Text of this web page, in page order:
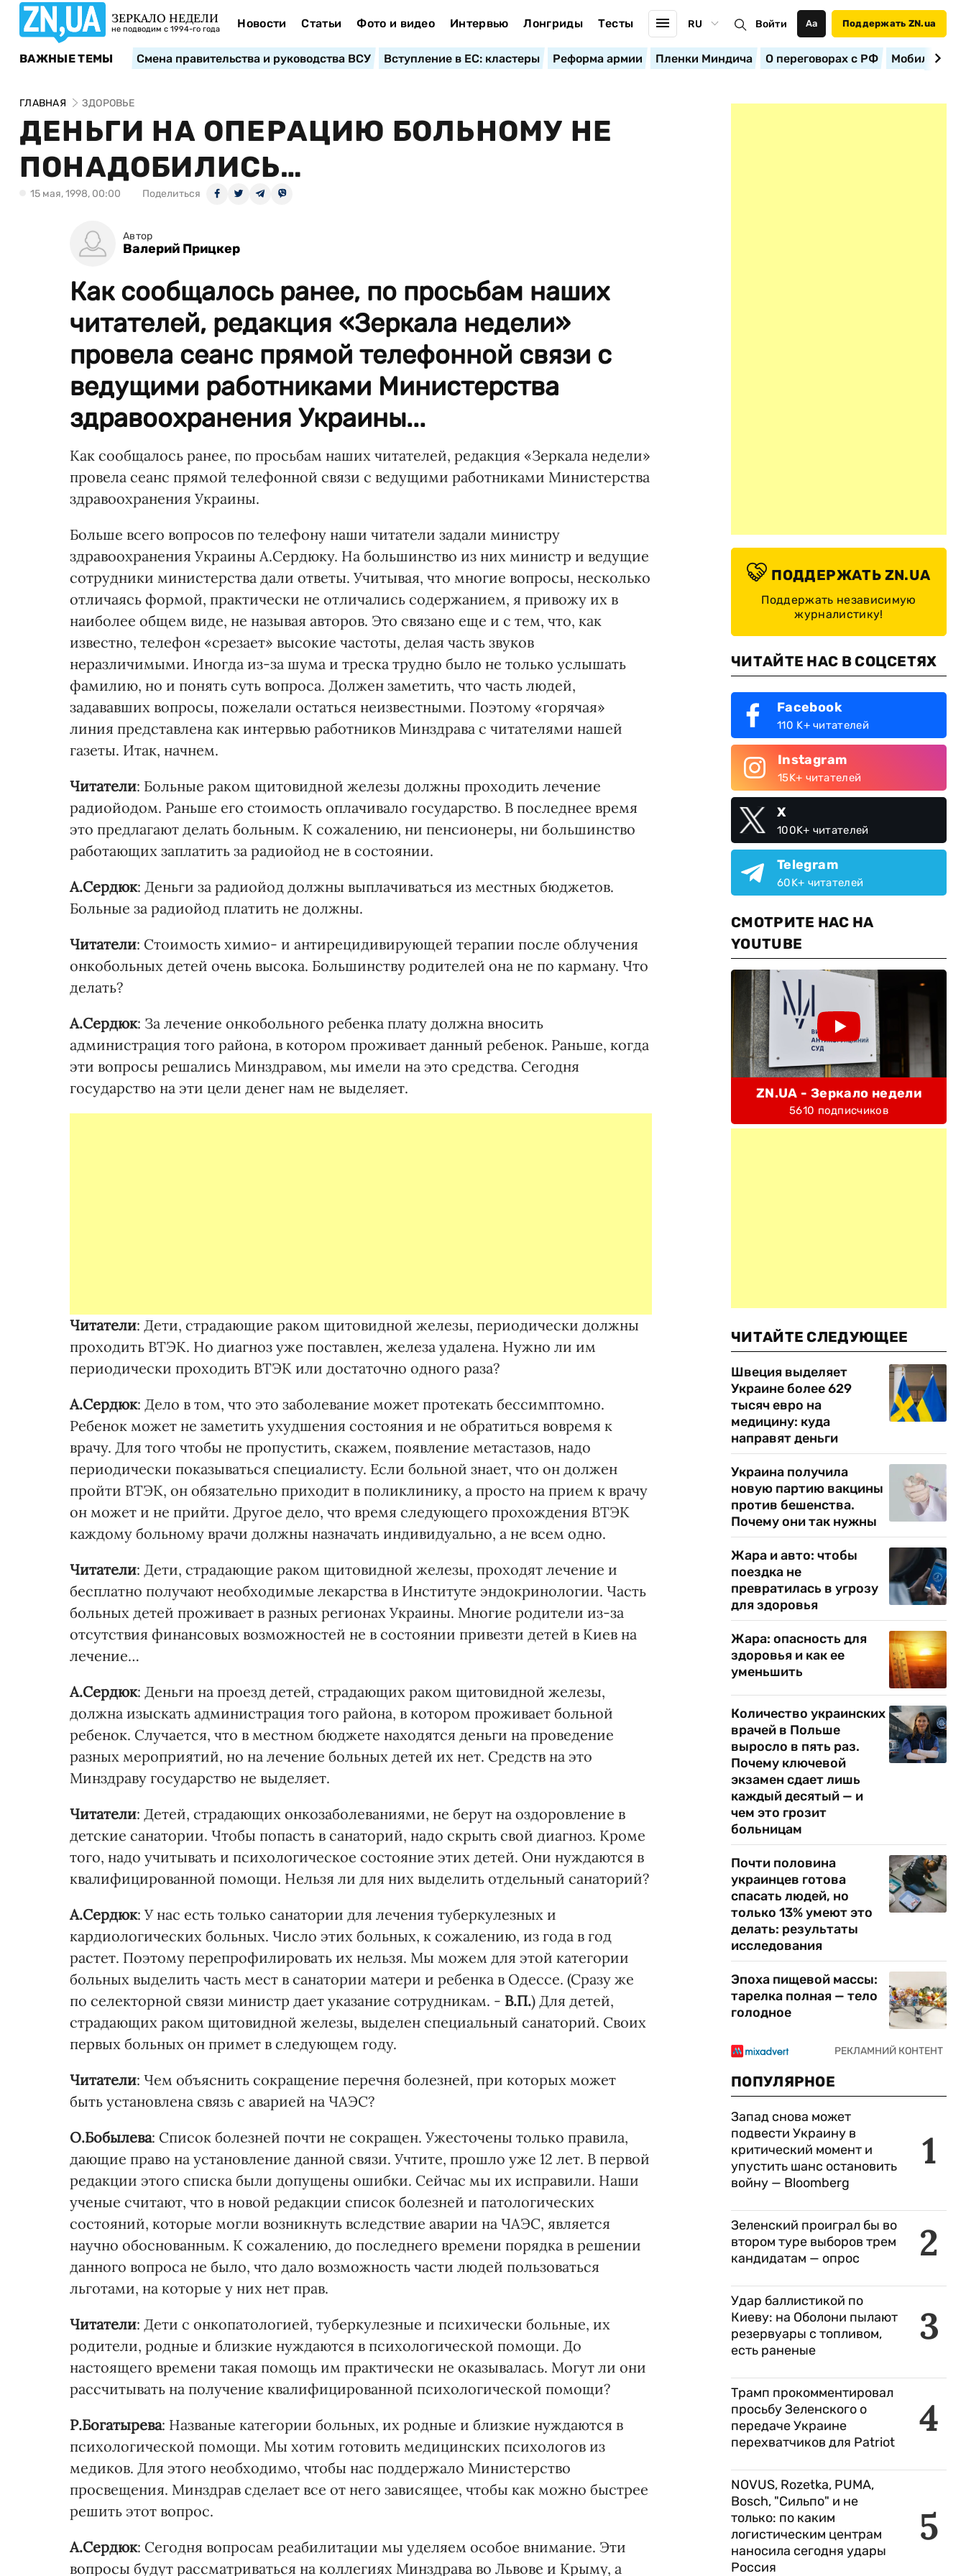
ЗЕРКАЛО НЕДЕЛИ
не подводим с 1994-го года Новости Статьи Фото и видео Интервью Лонгриды Тесты RU Войти Аа Поддержать ZN.ua
ВАЖНЫЕ ТЕМЫ Смена правительства и руководства ВСУ Вступление в ЕС: кластеры Реформа армии Пленки Миндича О переговорах с РФ
ГЛАВНАЯ ЗДОРОВЬЕ
ДЕНЬГИ НА ОПЕРАЦИЮ БОЛЬНОМУ НЕ
ПОНАДОБИЛИСЬ…
15 мая, 1998, 00:00 Поделиться
Автор
Валерий Прицкер
Как сообщалось ранее, по просьбам наших
читателей, редакция «Зеркала недели»
провела сеанс прямой телефонной связи с
ведущими работниками Министерства
здравоохранения Украины...
Как сообщалось ранее, по просьбам наших читателей, редакция «Зеркала недели»
провела сеанс прямой телефонной связи с ведущими работниками Министерства
здравоохранения Украины.
Больше всего вопросов по телефону наши читатели задали министру
здравоохранения Украины А.Сердюку. На большинство из них министр и ведущие
сотрудники министерства дали ответы. Учитывая, что многие вопросы, несколько
отличаясь формой, практически не отличались содержанием, я привожу их в
наиболее общем виде, не называя авторов. Это связано еще и с тем, что, как
известно, телефон «срезает» высокие частоты, делая часть звуков
неразличимыми. Иногда из-за шума и треска трудно было не только услышать
фамилию, но и понять суть вопроса. Должен заметить, что часть людей,
задававших вопросы, пожелали остаться неизвестными. Поэтому «горячая»
линия представлена как интервью работников Минздрава с читателями нашей
газеты. Итак, начнем.
Читатели: Больные раком щитовидной железы должны проходить лечение
радиойодом. Раньше его стоимость оплачивало государство. В последнее время
это предлагают делать больным. К сожалению, ни пенсионеры, ни большинство
работающих заплатить за радиойод не в состоянии.
А.Сердюк: Деньги за радиойод должны выплачиваться из местных бюджетов.
Больные за радиойод платить не должны.
Читатели: Стоимость химио- и антирецидивирующей терапии после облучения
онкобольных детей очень высока. Большинству родителей она не по карману. Что
делать?
А.Сердюк: За лечение онкобольного ребенка плату должна вносить
администрация того района, в котором проживает данный ребенок. Раньше, когда
эти вопросы решались Минздравом, мы имели на это средства. Сегодня
государство на эти цели денег нам не выделяет.
Читатели: Дети, страдающие раком щитовидной железы, периодически должны
проходить ВТЭК. Но диагноз уже поставлен, железа удалена. Нужно ли им
периодически проходить ВТЭК или достаточно одного раза?
А.Сердюк: Дело в том, что это заболевание может протекать бессимптомно.
Ребенок может не заметить ухудшения состояния и не обратиться вовремя к
врачу. Для того чтобы не пропустить, скажем, появление метастазов, надо
периодически показываться специалисту. Если больной знает, что он должен
пройти ВТЭК, он обязательно приходит в поликлинику, а просто на прием к врачу
он может и не прийти. Другое дело, что время следующего прохождения ВТЭК
каждому больному врачи должны назначать индивидуально, а не всем одно.
Читатели: Дети, страдающие раком щитовидной железы, проходят лечение и
бесплатно получают необходимые лекарства в Институте эндокринологии. Часть
больных детей проживает в разных регионах Украины. Многие родители из-за
отсутствия финансовых возможностей не в состоянии привезти детей в Киев на
лечение…
А.Сердюк: Деньги на проезд детей, страдающих раком щитовидной железы,
должна изыскать администрация того района, в котором проживает больной
ребенок. Случается, что в местном бюджете находятся деньги на проведение
разных мероприятий, но на лечение больных детей их нет. Средств на это
Минздраву государство не выделяет.
Читатели: Детей, страдающих онкозаболеваниями, не берут на оздоровление в
детские санатории. Чтобы попасть в санаторий, надо скрыть свой диагноз. Кроме
того, надо учитывать и психологическое состояние этих детей. Они нуждаются в
квалифицированной помощи. Нельзя ли для них выделить отдельный санаторий?
А.Сердюк: У нас есть только санатории для лечения туберкулезных и
кардиологических больных. Число этих больных, к сожалению, из года в год
растет. Поэтому перепрофилировать их нельзя. Мы можем для этой категории
больных выделить часть мест в санатории матери и ребенка в Одессе. (Сразу же
по селекторной связи министр дает указание сотрудникам. - В.П.) Для детей,
страдающих раком щитовидной железы, выделен специальный санаторий. Своих
первых больных он примет в следующем году.
Читатели: Чем объяснить сокращение перечня болезней, при которых может
быть установлена связь с аварией на ЧАЭС?
О.Бобылева: Список болезней почти не сокращен. Ужесточены только правила,
дающие право на установление данной связи. Учтите, прошло уже 12 лет. В первой
редакции этого списка были допущены ошибки. Сейчас мы их исправили. Наши
ученые считают, что в новой редакции список болезней и патологических
состояний, которые могли возникнуть вследствие аварии на ЧАЭС, является
научно обоснованным. К сожалению, до последнего времени порядка в решении
данного вопроса не было, что дало возможность части людей пользоваться
льготами, на которые у них нет прав.
Читатели: Дети с онкопатологией, туберкулезные и психически больные, их
родители, родные и близкие нуждаются в психологической помощи. До
настоящего времени такая помощь им практически не оказывалась. Могут ли они
рассчитывать на получение квалифицированной психологической помощи?
Р.Богатырева: Названые категории больных, их родные и близкие нуждаются в
психологической помощи. Мы хотим готовить медицинских психологов из
медиков. Для этого необходимо, чтобы нас поддержало Министерство
просвещения. Минздрав сделает все от него зависящее, чтобы как можно быстрее
решить этот вопрос.
А.Сердюк: Сегодня вопросам реабилитации мы уделяем особое внимание. Эти
вопросы будут рассматриваться на коллегиях Минздрава во Львове и Крыму, а
ПОДДЕРЖАТЬ ZN.UA
Поддержать независимую
журналистику!
ЧИТАЙТЕ НАС В СОЦСЕТЯХ
Facebook
110 K+ читателей
Instagram
15K+ читателей
X
100K+ читателей
Telegram
60K+ читателей
СМОТРИТЕ НАС НА
YOUTUBE
ZN.UA - Зеркало недели
5610 подписчиков
ЧИТАЙТЕ СЛЕДУЮЩЕЕ
Швеция выделяет
Украине более 629
тысяч евро на
медицину: куда
направят деньги
Украина получила
новую партию вакцины
против бешенства.
Почему они так нужны
Жара и авто: чтобы
поездка не
превратилась в угрозу
для здоровья
Жара: опасность для
здоровья и как ее
уменьшить
Количество украинских
врачей в Польше
выросло в пять раз.
Почему ключевой
экзамен сдает лишь
каждый десятый — и
чем это грозит
больницам
Почти половина
украинцев готова
спасать людей, но
только 13% умеют это
делать: результаты
исследования
Эпоха пищевой массы:
тарелка полная — тело
голодное
ПОПУЛЯРНОЕ
1
Запад снова может
подвести Украину в
критический момент и
упустить шанс остановить
войну — Bloomberg
2
Зеленский проиграл бы во
втором туре выборов трем
кандидатам — опрос
3
Удар баллистикой по
Киеву: на Оболони пылают
резервуары с топливом,
есть раненые
4
Трамп прокомментировал
просьбу Зеленского о
передаче Украине
перехватчиков для Patriot
5
NOVUS, Rozetka, PUMA,
Bosch, "Сильпо" и не
только: по каким
логистическим центрам
наносила сегодня удары
Россия